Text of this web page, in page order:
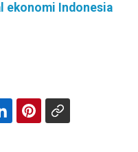
ekonomi Indonesia